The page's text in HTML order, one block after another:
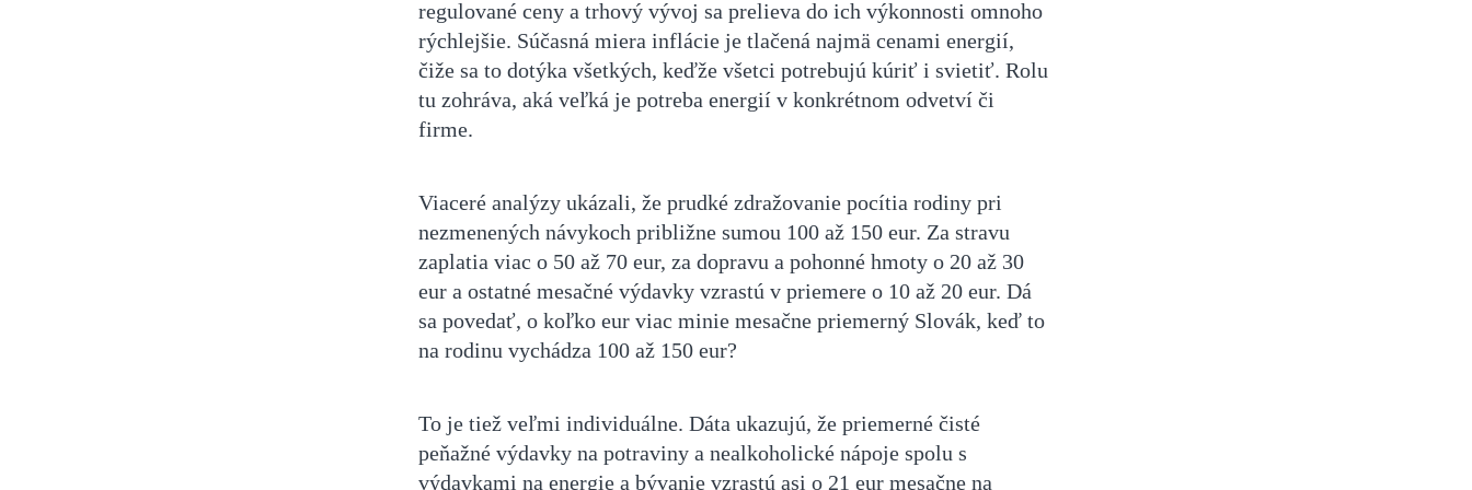
regulované ceny a trhový vývoj sa prelieva do ich výkonnosti omnoho
rýchlejšie. Súčasná miera inflácie je tlačená najmä cenami energií,
čiže sa to dotýka všetkých, keďže všetci potrebujú kúriť i svietiť. Rolu
tu zohráva, aká veľká je potreba energií v konkrétnom odvetví či
firme.
Viaceré analýzy ukázali, že prudké zdražovanie pocítia rodiny pri
nezmenených návykoch približne sumou 100 až 150 eur. Za stravu
zaplatia viac o 50 až 70 eur, za dopravu a pohonné hmoty o 20 až 30
eur a ostatné mesačné výdavky vzrastú v priemere o 10 až 20 eur. Dá
sa povedať, o koľko eur viac minie mesačne priemerný Slovák, keď to
na rodinu vychádza 100 až 150 eur?
To je tiež veľmi individuálne. Dáta ukazujú, že priemerné čisté
peňažné výdavky na potraviny a nealkoholické nápoje spolu s
výdavkami na energie a bývanie vzrastú asi o 21 eur mesačne na